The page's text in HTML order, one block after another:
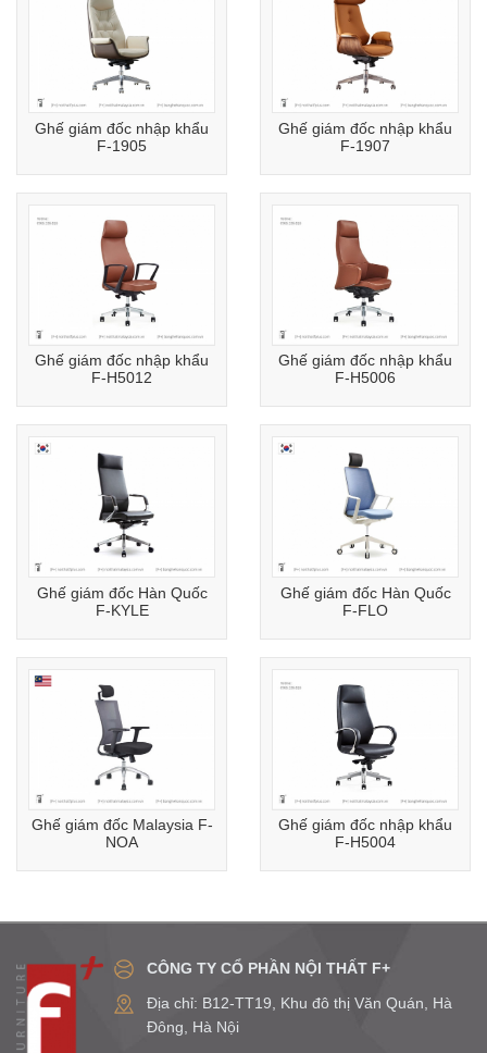
Ghế giám đốc nhập khẩu
F-1905
Ghế giám đốc nhập khẩu
F-1907
Ghế giám đốc nhập khẩu
F-H5012
Ghế giám đốc nhập khẩu
F-H5006
Ghế giám đốc Hàn Quốc
F-KYLE
Ghế giám đốc Hàn Quốc
F-FLO
Ghế giám đốc Malaysia F-
NOA
Ghế giám đốc nhập khẩu
F-H5004
CÔNG TY CỔ PHẦN NỘI THẤT F+
Địa chỉ: B12-TT19, Khu đô thị Văn Quán, Hà
Đông, Hà Nội